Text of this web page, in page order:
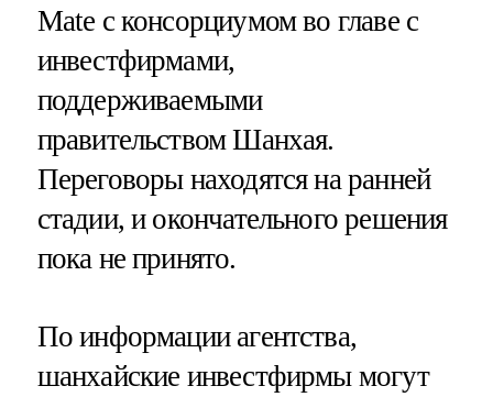
Mate с консорциумом во главе с
инвестфирмами,
поддерживаемыми
правительством Шанхая.
Переговоры находятся на ранней
стадии, и окончательного решения
пока не принято.
По информации агентства,
шанхайские инвестфирмы могут